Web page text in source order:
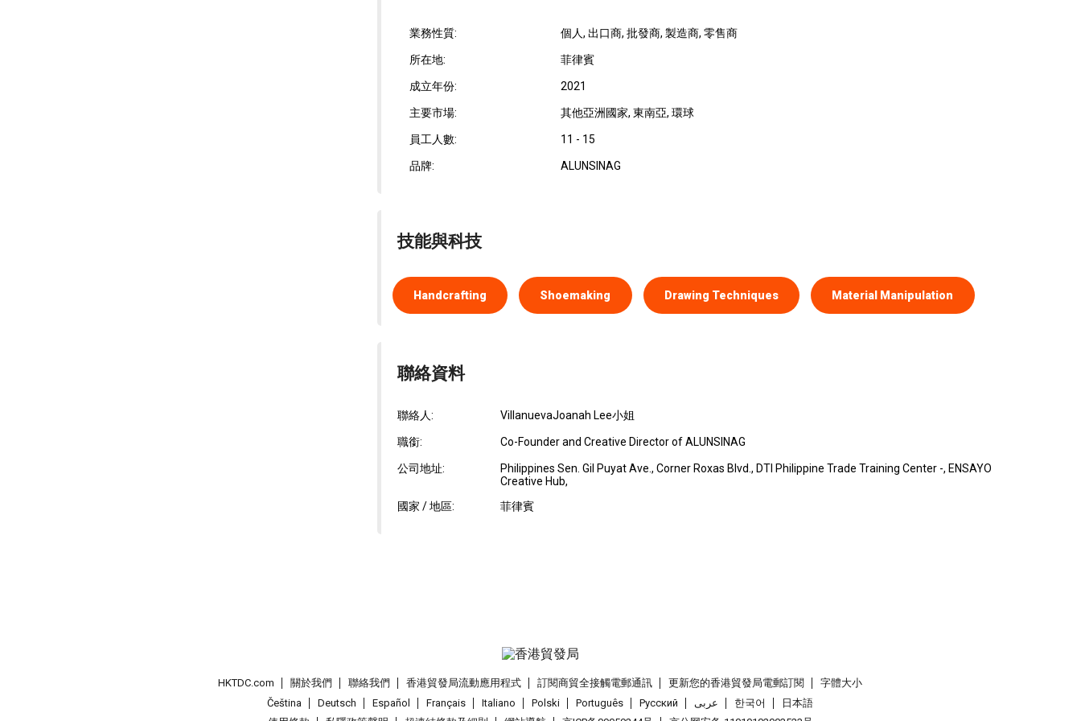
業務性質: 個人, 出口商, 批發商, 製造商, 零售商
所在地: 菲律賓
成立年份: 2021
主要市場: 其他亞洲國家, 東南亞, 環球
員工人數: 11 - 15
品牌: ALUNSINAG
技能與科技
Handcrafting Shoemaking Drawing Techniques Material Manipulation
聯絡資料
聯絡人: VillanuevaJoanah Lee小姐
職銜: Co-Founder and Creative Director of ALUNSINAG
公司地址:
Philippines Sen. Gil Puyat Ave., Corner Roxas Blvd., DTI Philippine Trade Training Center -, ENSAYO
Creative Hub,
國家 / 地區:
菲律賓
HKTDC.com 關於我們 聯絡我們 香港貿發局流動應用程式 訂閱商貿全接觸電郵通訊 更新您的香港貿發局電郵訂閱
字體大小
Čeština
Deutsch Español Français Italiano Polski Português Pусский عربى 한국어
日本語